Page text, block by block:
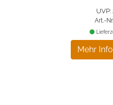
Art.-
Mehr